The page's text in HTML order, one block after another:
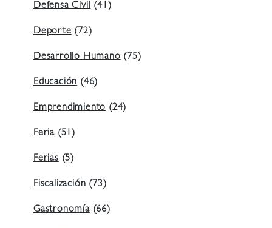
Defensa Civil (41)
Deporte (72)
Desarrollo Humano (75)
Educación (46)
Emprendimiento (24)
Feria (51)
Ferias (5)
Fiscalización (73)
Gastronomía(66)